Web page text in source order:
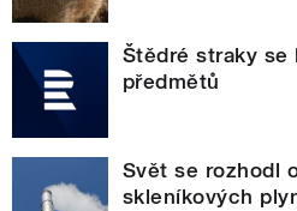
Štědré straky se
předmětů
Svět se rozhodl
skleníkových